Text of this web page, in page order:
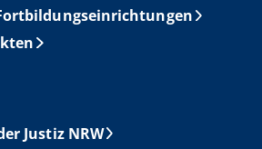
Justiz NRW